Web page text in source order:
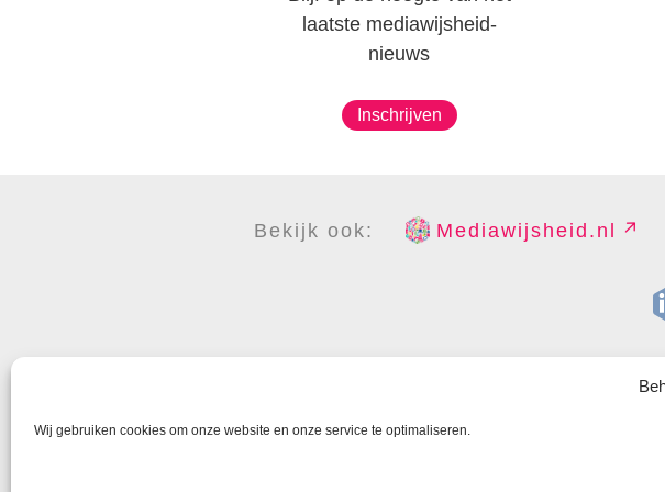
Wij gebruiken cookies om onze website en onze service te optimaliseren.
laatste mediawijsheid-
nieuws
Inschrijven
Bekijk ook: Mediawijsheid.nl